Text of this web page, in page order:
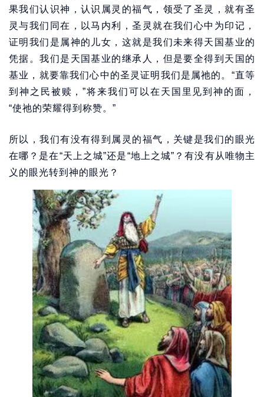
果我们认识神，认识属灵的福气，领受了圣灵，就有圣
灵与我们同在，以马内利，圣灵就在我们心中为印记，
证明我们是属神的儿女，这就是我们未来得天国基业的
凭据。我们是天国基业的继承人，但是要全得到天国的
基业，就要靠我们心中的圣灵证明我们是属祂的。“直等
到神之民被赎，”将来我们可以在天国里见到神的面，
“使祂的荣耀得到称赞。”
所以，我们有没有得到属灵的福气，关键是我们的眼光
在哪？是在“天上之城”还是“地上之城”？有没有从唯物主
义的眼光转到神的眼光？